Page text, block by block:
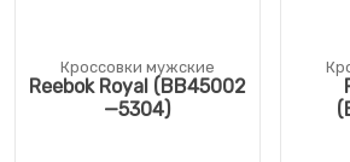
Кроссовки мужские
Reebok Royal (BB45002
—5304)